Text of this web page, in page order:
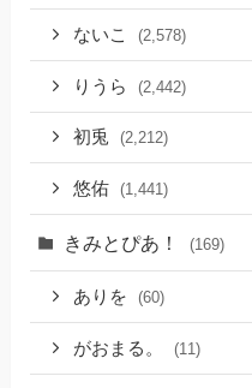
ないこ (2,578)
りうら (2,442)
初兎 (2,212)
悠佑 (1,441)
きみとぴあ！ (169)
ありを (60)
がおまる。 (11)